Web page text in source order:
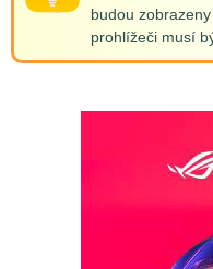
budou
prohlížeči musí